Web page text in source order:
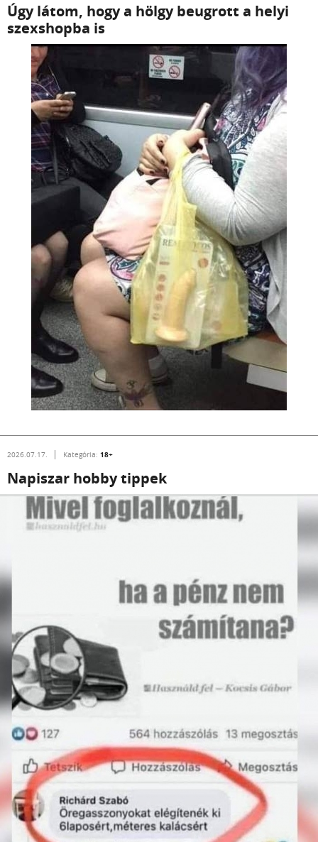
Úgy látom, hogy a hölgy beugrott a helyi
szexshopba is
2026.07.17. Kategória: 18+
Napiszar hobby tippek